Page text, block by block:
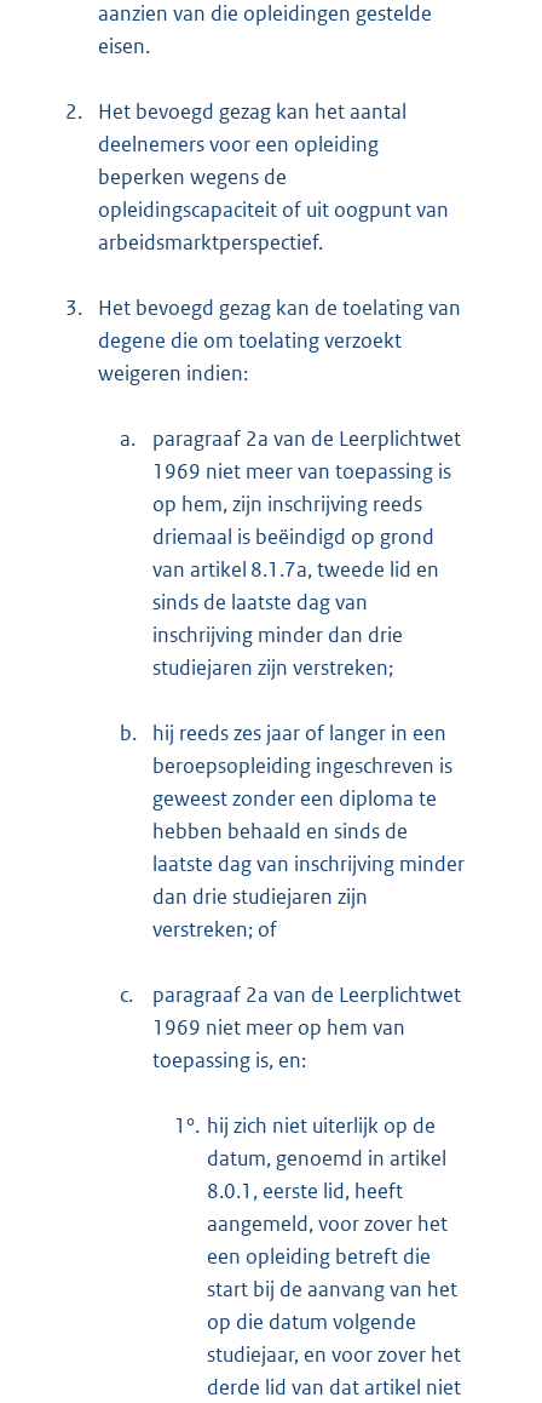
aanzien van die opleidingen gestelde
eisen.
2.
Het bevoegd gezag kan het aantal
deelnemers voor een opleiding
beperken wegens de
opleidingscapaciteit of uit oogpunt van
arbeidsmarktperspectief.
3.
Het bevoegd gezag kan de toelating van
degene die om toelating verzoekt
weigeren indien:
a.
paragraaf 2a van de Leerplichtwet
1969 niet meer van toepassing is
op hem, zijn inschrijving reeds
driemaal is beëindigd op grond
van artikel 8.1.7a, tweede lid en
sinds de laatste dag van
inschrijving minder dan drie
studiejaren zijn verstreken;
b.
hij reeds zes jaar of langer in een
beroepsopleiding ingeschreven is
geweest zonder een diploma te
hebben behaald en sinds de
laatste dag van inschrijving minder
dan drie studiejaren zijn
verstreken; of
c.
paragraaf 2a van de Leerplichtwet
1969 niet meer op hem van
toepassing is, en:
1°. hij zich niet uiterlijk op de
datum, genoemd in artikel
8.0.1, eerste lid, heeft
aangemeld, voor zover het
een opleiding betreft die
start bij de aanvang van het
op die datum volgende
studiejaar, en voor zover het
derde lid van dat artikel niet